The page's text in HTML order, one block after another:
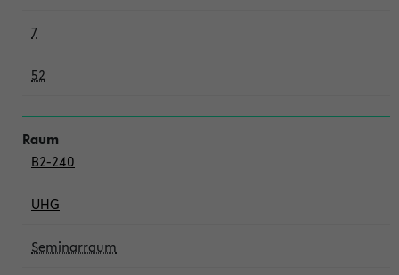
7
52
B2-240
UHG
Seminarraum